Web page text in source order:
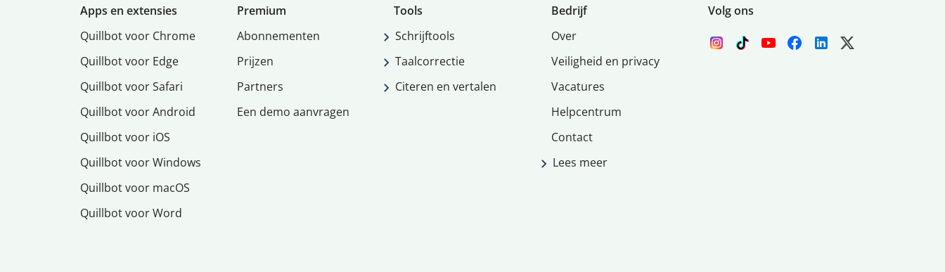
Apps en extensies
Quillbot voor Chrome
Quillbot voor Edge
Quillbot voor Safari
Quillbot voor Android
Quillbot voor iOS
Quillbot voor Windows
Quillbot voor macOS
Quillbot voor Word
Premium
Abonnementen
Prijzen
Partners
Een demo aanvragen
Tools
Schrijftools
Taalcorrectie
Citeren en vertalen
Bedrijf
Over
Veiligheid en privacy
Vacatures
Helpcentrum
Contact
Lees meer
Volg ons